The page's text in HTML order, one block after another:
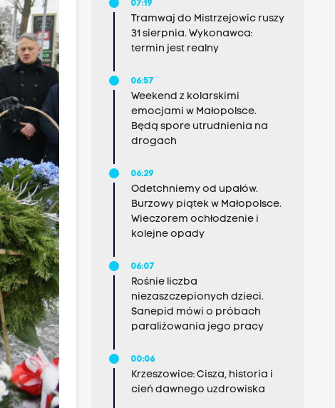
07:19
Tramwaj do Mistrzejowic ruszy
31 sierpnia. Wykonawca:
termin jest realny
06:57
Weekend z kolarskimi
emocjami w Małopolsce.
Będą spore utrudnienia na
drogach
06:29
Odetchniemy od upałów.
Burzowy piątek w Małopolsce.
Wieczorem ochłodzenie i
kolejne opady
06:07
Rośnie liczba
niezaszczepionych dzieci.
Sanepid mówi o próbach
paraliżowania jego pracy
00:06
Krzeszowice: Cisza, historia i
cień dawnego uzdrowiska